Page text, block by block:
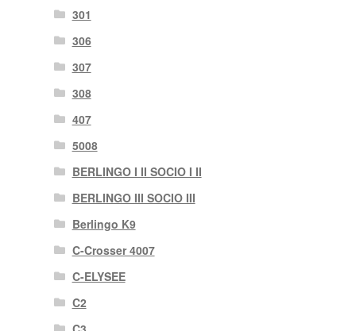
301
306
307
308
407
5008
BERLINGO I II SOCIO I II
BERLINGO III SOCIO III
Berlingo K9
C-Crosser 4007
C-ELYSEE
C2